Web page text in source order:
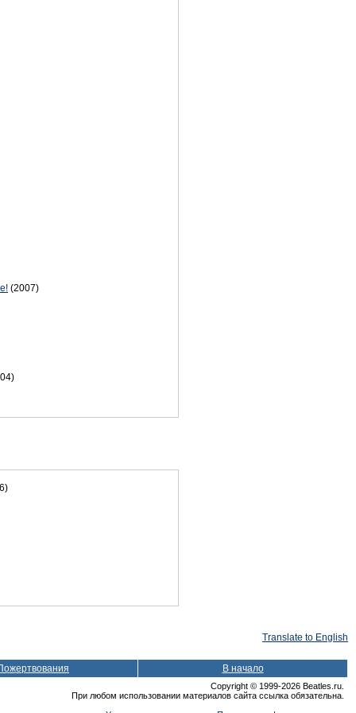
(2007)
Translate to English
В начало
Copyright © 1999-2026 Beatles.ru.
При любом использовании материалов сайта ссылка обязательна.